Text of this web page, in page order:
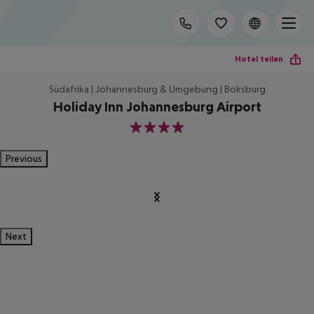
Hotel teilen
Südafrika | Johannesburg & Umgebung | Boksburg
Holiday Inn Johannesburg Airport
4
Previous
Next